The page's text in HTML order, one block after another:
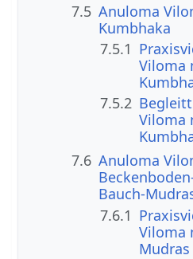
7.5 Anuloma
Kumbhaka
7.5.1
Viloma
7.5.2
Viloma
7.6 Anuloma
Bauch-
7.6.1
Viloma